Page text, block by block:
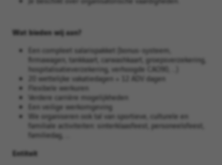
Wat bieden wij aan?
Een compleet salarispakket (bonus-systeem,
firmawagen, tankkaart, carwashkaart, groepsverzekering,
hospitalisatieverzekering, verhoogde CAO90, …)
20 wettelijke vakatiedagen + 12 ADV dagen
Flexibele werkuren
Verdere carrière mogelijkheden
Een veilige werkomgeving
We organiseren ook tal van sportieve, culturele en
familiale activiteiten: sinterklaasfeest, personeelsfeest,
familiedag, ...
Entiteit